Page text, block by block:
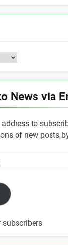
News via
to
of new posts
subscribers